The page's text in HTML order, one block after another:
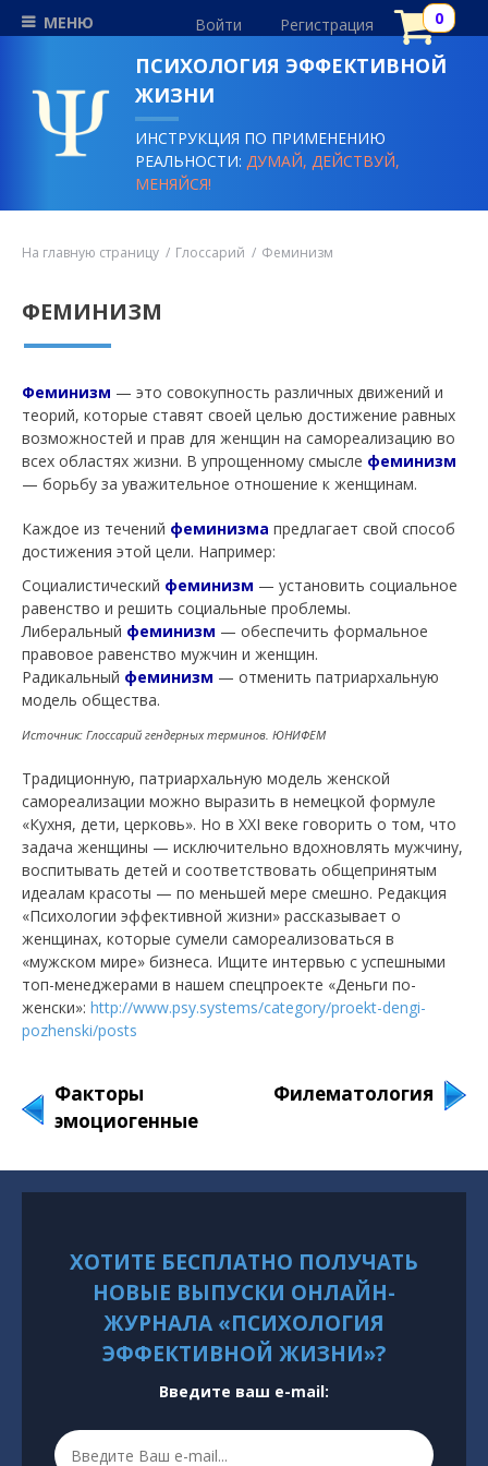
МЕНЮ Войти Регистрация
ПСИХОЛОГИЯ ЭФФЕКТИВНОЙ
ЖИЗНИ
ИНСТРУКЦИЯ ПО ПРИМЕНЕНИЮ
РЕАЛЬНОСТИ:ДУМАЙ, ДЕЙСТВУЙ,
МЕНЯЙСЯ!
На главную страницу Глоссарий Феминизм
ФЕМИНИЗМ
Феминизм — это совокупность различных движений и
теорий, которые ставят своей целью достижение равных
возможностей и прав для женщин на самореализацию во
всех областях жизни. В упрощенному смысле феминизм
— борьбу за уважительное отношение к женщинам.
Каждое из течений феминизма предлагает свой способ
достижения этой цели. Например:
Социалистический феминизм — установить социальное
равенство и решить социальные проблемы.
Либеральный феминизм — обеспечить формальное
правовое равенство мужчин и женщин.
Радикальный феминизм — отменить патриархальную
модель общества.
Источник: Глоссарий гендерных терминов. ЮНИФЕМ
Традиционную, патриархальную модель женской
самореализации можно выразить в немецкой формуле
«Кухня, дети, церковь». Но в XXI веке говорить о том, что
задача женщины — исключительно вдохновлять мужчину,
воспитывать детей и соответствовать общепринятым
идеалам красоты — по меньшей мере смешно. Редакция
«Психологии эффективной жизни» рассказывает о
женщинах, которые сумели самореализоваться в
«мужском мире» бизнеса. Ищите интервью с успешными
топ-менеджерами в нашем спецпроекте «Деньги по-
женски»: http://www.psy.systems/category/proekt-dengi-
pozhenski/posts
Факторы
эмоциогенные
Филематология
ХОТИТЕ БЕСПЛАТНО ПОЛУЧАТЬ
НОВЫЕ ВЫПУСКИ ОНЛАЙН-
ЖУРНАЛА «ПСИХОЛОГИЯ
ЭФФЕКТИВНОЙ ЖИЗНИ»?
Введите ваш e-mail: